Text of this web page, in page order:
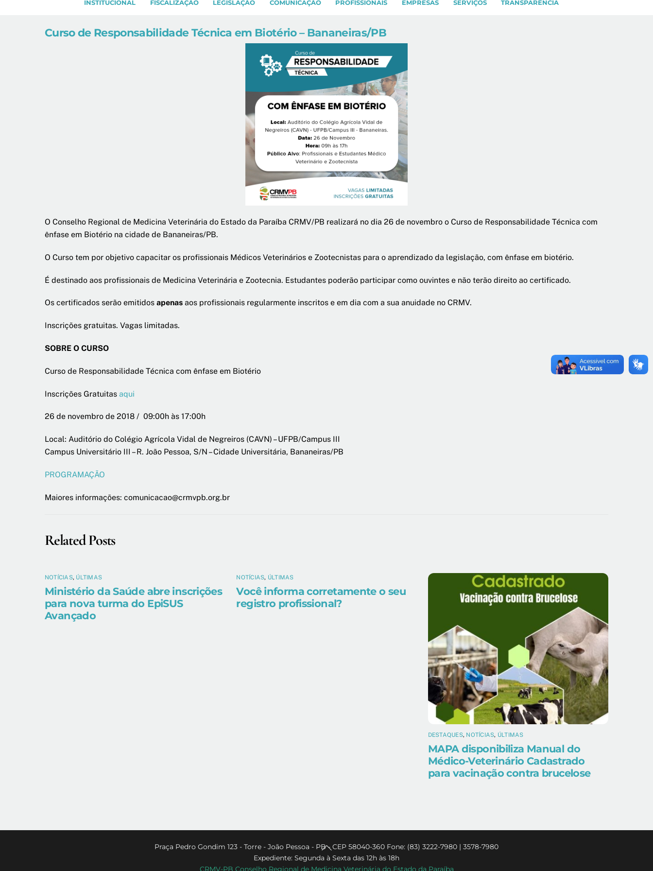
INSTITUCIONAL FISCALIZAÇÃO LEGISLAÇÃO COMUNICAÇÃO PROFISSIONAIS EMPRESAS SERVIÇOS TRANSPARÊNCIA
Curso de Responsabilidade Técnica em Biotério – Bananeiras/PB
O Conselho Regional de Medicina Veterinária do Estado da Paraíba CRMV/PB realizará no dia 26 de novembro o Curso de Responsabilidade Técnica com
ênfase em Biotério na cidade de Bananeiras/PB.
O Curso tem por objetivo capacitar os profissionais Médicos Veterinários e Zootecnistas para o aprendizado da legislação, com ênfase em biotério.
É destinado aos profissionais de Medicina Veterinária e Zootecnia. Estudantes poderão participar como ouvintes e não terão direito ao certificado.
Os certificados serão emitidos apenas aos profissionais regularmente inscritos e em dia com a sua anuidade no CRMV.
Inscrições gratuitas. Vagas limitadas.
SOBRE O CURSO
Curso de Responsabilidade Técnica com ênfase em Biotério
Inscrições Gratuitas aqui
26 de novembro de 2018 / 09:00h às 17:00h
Local: Auditório do Colégio Agrícola Vidal de Negreiros (CAVN) – UFPB/Campus III
Campus Universitário III – R. João Pessoa, S/N – Cidade Universitária, Bananeiras/PB
PROGRAMAÇÃO
Maiores informações: comunicacao@crmvpb.org.br
Related Posts
NOTÍCIAS, ÚLTIMAS
Ministério da Saúde abre inscrições
para nova turma do EpiSUS
Avançado
NOTÍCIAS, ÚLTIMAS
Você informa corretamente o seu
registro profissional?
DESTAQUES, NOTÍCIAS, ÚLTIMAS
MAPA disponibiliza Manual do
Médico-Veterinário Cadastrado
para vacinação contra brucelose
Back
To
Praça Pedro Gondim 123 - Torre - João Pessoa - PB - CEP 58040-360 Fone: (83) 3222-7980 | 3578-7980
Expediente: Segunda à Sexta das 12h às 18h
CRMV-PB Conselho Regional de Medicina Veterinária do Estado da Paraíba